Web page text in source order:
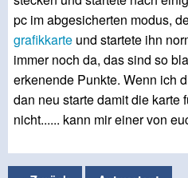
pc im abgesicherten modus,
grafikkarte und startete ihn
immer noch da, das sind so
erkenende Punkte. Wenn ich
dan neu starte damit die karte
nicht...... kann mir einer von